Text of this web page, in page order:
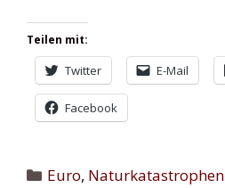
Teilen mit:
Twitter E-Mail
Facebook
Kategorien
Euro, Naturkatastrophen